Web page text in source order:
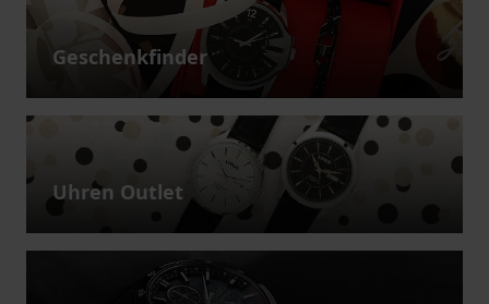
Geschenkfinder
Uhren Outlet